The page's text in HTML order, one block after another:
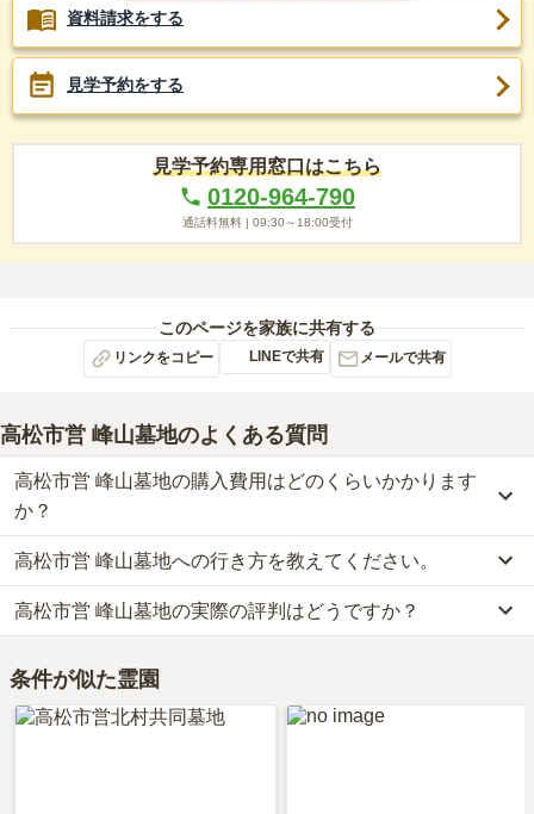
資料請求をする
見学予約をする
見学予約専用窓口はこちら
0120-964-790
通話料無料 | 09:30～18:00受付
このページを家族に共有する
リンクをコピー LINEで共有 メールで共有
高松市営 峰山墓地のよくある質問
高松市営 峰山墓地の購入費用はどのくらいかかります
か？
高松市営 峰山墓地の現在の販売価格については現在調査中です。
お墓は、価格が高いものがよい、安いものが悪い、という訳ではあ
りません。大切なのは、ご家族が心から納得し、安心してお参りで
きる場所を選ぶことです。
高松市営 峰山墓地への行き方を教えてください。
車の場合、JR高徳線「栗林公園北口」から車で6分です。
詳しいルートや地図は、本ページの「地図・交通アクセス」欄をご
確認ください。
高松市営 峰山墓地の実際の評判はどうですか？
備・環境、管理状況、周辺施設が高く評価されています。
利用者様からは「墓地の周辺に花やはないので、行く前にマルナカ
条件が似た霊園